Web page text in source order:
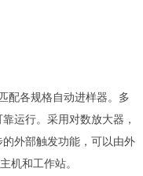
配各规格自动进样器。多
运行。采用对数放大器，
外部触发功能，可以由外
机和工作站。